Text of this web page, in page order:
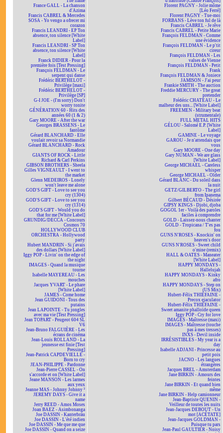
France GALL - La chanson
d'Azima
Francis CABREL & Mercedes
SOSA - Yo vengo a ofrecer mi
corazon
Francis LEANDRI - EP Ton
absence, ton silence [White
Label]
Francis LEANDRI - SP Ton
absence, ton silence [White
Label]
Franck DIDIER - Pour la
première fois [Test Pressing]
François FELDMAN - Le
serpent qui danse
Frédéric BERTHELOT -
Privilège [maxi]
Frédéric BERTHELOT -
Privilège [SP]
G-I JOE - (I'm sorry) Don't
worry tonite
GÉNÉRATION 60 - Hits des
années 60 (1 & 2)
Gary MOORE - After the war
Georges BRASSENS - Le
fantôme
Gérard BLANCHARD - Elle
voulait revoir sa Normandie
Gérard BLANCHARD - Rock
Amadour
GIANTS OF ROCK - Little
Richard & Carl Perkins
GIBSON BROTHERS - Sheela
Gilles VIGNEAULT - I went to
the market
Glenn MEDEIROS - Lonely
won't leave me alone
GOD'S GIFT - Love to see you
cry (1304)
GOD'S GIFT - Love to see you
cry (1314)
GOD'S GIFT - Would you do
that for me [White Label]
GRUNDIG/DECCA - Concours
Cosmos 70
HOLLYWOOD CLUB
ORCHESTRA - Hollywood
party
Hubert MANDRIN - Si j'avais
des dollars [White Label]
Iggy POP - Livin' on the edge of
the night
IMAGES - Quand la musique
tourne
Isabelle MAYEREAU - Les
mouches
Jacques YVART - Le phare
[White Label]
JAMES - Come home
Jean GUIDONI - Tous des
putains
Jean LAPOINTE - Tu jongles
avec ma vie [Test Pressing]
Jean TOPART - Peugeot 604 SL
V6
Jean-Bruno FALGUIÈRE - Les
écrans de cinéma
Jean-Louis ROLLAND - La
jeunesse est finie [Test
Pressing]
Jean-Patrick CAPDEVIELLE -
Born to cry
JEAN-PHILIPPE - Pardonne
Jean-Pierre CASSEL - On
s'accorde et on [White Label]
Jeane MANSON - Les larmes
aux yeux
Jeanne MAS - Johnny Johnny ²
JEREMY DAYS - Give it a
name
Jerry REED - Amos Moses
Joan BAEZ - Asimbonanga
Joe DASSIN - Kanterbräu
Joe DASSIN - L'été indien
Joe DASSIN - Me que me que
Joe DASSIN - Quand on a seize
Florent PAGNY - Jolie môme
[Léo Ferré]
Florent PAGNY - Tue-moi
FORBANS - Lève ton ful de là
Francis CABREL - Je rêve
Francis CABREL - Petite Marie
François FELDMAN - Comme
une évidence
François FELDMAN - Le p'tit
cireur
François FELDMAN - Les
valses de Vienne
François FELDMAN - Petit
Frank
François FELDMAN & Joniece
JAMISON - J'ai peur
Frankie SMITH - The auction
Freddie MERCURY - The great
pretender
Frédéric CHATEAU - Le
malheur des uns... [White Label]
FREEMEN - Military beat
(strumentale)
FULL METAL HITS
GÉLOU - Salomé E.P. [White
Label]
GAMINE - Le voyage
GAROU - Je n'attendais que
vous
Gary MOORE - One day
Gary NUMAN - We are glass
[White Label]
George MICHAEL - Careless
whisper
George MICHAEL - Older
Gérard BLANC - Du soleil dans
la nuit
GETZ/GILBERTO - The girl
from Ipanema
Gilbert BÉCAUD - Désirée
GIPSY KINGS - Djobi, djoba
GOGOL 1er - Voilà des paroles
faciles à comprendre
GOLD - Laissez-nous chanter
GOLD - Tropicana / T'es pas
fou
GUNS N'ROSES - Knockin' on
heaven's door
GUNS N'ROSES - Sweet child
o'mine (remix)
HALL & OATES - Maneater
[White Label]
HAPPY MONDAYS -
Hallelujah
HAPPY MONDAYS - Kinky
afro
HAPPY MONDAYS - Step on
(US Mix)
Hubert-Félix THIÉFAINE -
Precox ejaculator
Hubert-Félix THIÉFAINE -
Sweet amanite phalloïde queen
Iggy POP - Cry for love
IMAGES - Maîtresse (maxi)
IMAGES - Maîtresse (touche
pas à mes tresses)
INXS - Devil inside
IRRÉSISTIBLES - My year is a
day
Isabelle ADJANI - Princesse au
petit pois
JACNO - Les langues
étrangères
Jacques BREL - Amsterdam
Jane BIRKIN - Amours des
feintes
Jane BIRKIN - Et quand bien
même
Jane BIRKIN - Help camionneur
Jean-Baptiste QUENIN -
Veilleur de toutes les nuits
Jean-Jacques DEBOUT - Un
mot [ACÉTATE]
Jean-Jacques GOLDMAN -
Puisque tu pars
Jean-Paul GAULTIER - Noisy